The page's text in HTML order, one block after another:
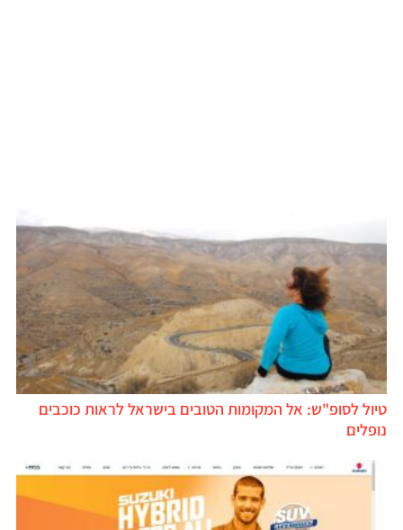
טיול לסופ"ש: אל המקומות הטובים בישראל לראות כוכבים
נופלים